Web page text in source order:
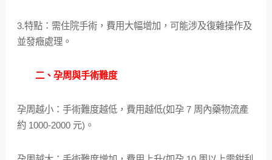
3.特點：需住院手術，費用大幅增加，可能涉及復雜操作及
並發癥處理。
二、孕周與手術難度
孕周越小：手術難度越低，費用越低(如孕 7 周內藥物流產
約 1000-2000 元)。